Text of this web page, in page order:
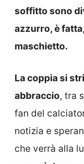
soffitto sono
azzurro, è
maschietto.
La coppia si
abbraccio, tra
fan del
notizia e
che verrà alla